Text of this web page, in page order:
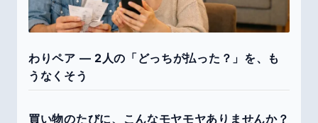
わりペア — 2人の「どっちが払った？」を、も
うなくそう
買い物のたびに、こんなモヤモヤありませんか？